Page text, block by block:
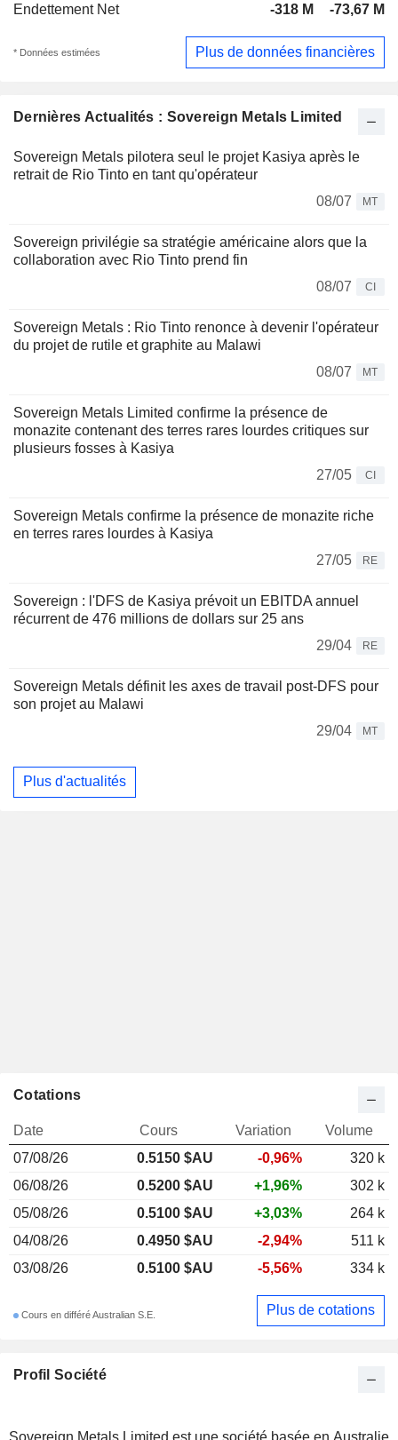
Dernières Actualités : Sovereign Metals Limited
Sovereign Metals pilotera seul le projet Kasiya après le
retrait de Rio Tinto en tant qu'opérateur
08/07
MT
Sovereign privilégie sa stratégie américaine alors que la
collaboration avec Rio Tinto prend fin
08/07
CI
Sovereign Metals : Rio Tinto renonce à devenir l'opérateur
du projet de rutile et graphite au Malawi
08/07
MT
Sovereign Metals Limited confirme la présence de
monazite contenant des terres rares lourdes critiques sur
plusieurs fosses à Kasiya
27/05
CI
Sovereign Metals confirme la présence de monazite riche
en terres rares lourdes à Kasiya
27/05
RE
Sovereign : l'DFS de Kasiya prévoit un EBITDA annuel
récurrent de 476 millions de dollars sur 25 ans
29/04
RE
Sovereign Metals définit les axes de travail post-DFS pour
son projet au Malawi
29/04
MT
Plus d'actualités
Endettement Net
-318 M -73,67 M
* Données estimées Plus de données financières
Profil Société
Sovereign Metals Limited est une société basée en Australie
Cotations
Date Cours Variation
Volume
07/08/26
0.5150 $AU -0,96%
320 k
06/08/26
0.5200 $AU +1,96%
302 k
05/08/26
0.5100 $AU +3,03%
264 k
04/08/26
0.4950 $AU -2,94%
511 k
03/08/26
0.5100 $AU -5,56% 334 k
Cours en différé Australian S.E. Plus de cotations